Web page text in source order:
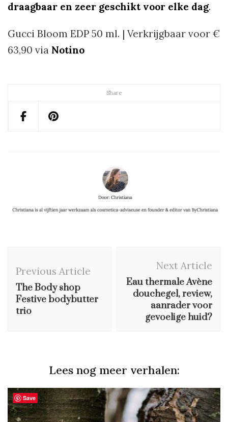
Share
draagbaar en zeer geschikt voor elke dag.
Gucci Bloom EDP 50 ml. | Verkrijgbaar voor €
63,90 via Notino
Navigation
Previous Article
The Body shop
Festive bodybutter
trio
Next Article
Eau thermale Avène
douchegel, review,
aanrader voor
gevoelige huid?
Lees nog meer verhalen:
Save